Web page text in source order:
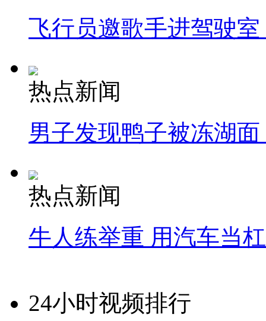
飞行员邀歌手进驾驶
热点新闻
男子发现鸭子被冻湖
热点新闻
牛人练举重 用汽车当
24小时视频排行